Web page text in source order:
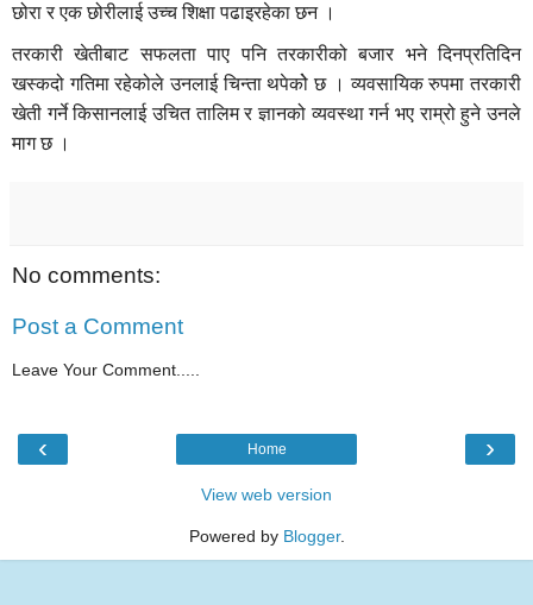
छोरा र एक छोरीलाई उच्च शिक्षा पढाइरहेका छन ।
तरकारी खेतीबाट सफलता पाए पनि तरकारीको बजार भने दिनप्रतिदिन
खस्कदो गतिमा रहेकोले उनलाई चिन्ता थपेकोे छ । व्यवसायिक रुपमा तरकारी
खेती गर्ने किसानलाई उचित तालिम र ज्ञानको व्यवस्था गर्न भए राम्रो हुने उनले
माग छ ।
No comments:
Post a Comment
Leave Your Comment.....
‹ ›
Home
View web version
Powered by Blogger.